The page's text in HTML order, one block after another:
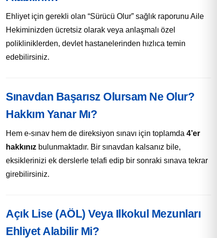
Ehliyet için gerekli olan “Sürücü Olur” sağlık raporunu Aile
Hekiminizden ücretsiz olarak veya anlaşmalı özel
polikliniklerden, devlet hastanelerinden hızlıca temin
edebilirsiniz.
Sınavdan Başarısz Olursam Ne Olur?
Hakkım Yanar Mı?
Hem e-sınav hem de direksiyon sınavı için toplamda 4’er
hakkınız bulunmaktadır. Bir sınavdan kalsanız bile,
eksiklerinizi ek derslerle telafi edip bir sonraki sınava tekrar
girebilirsiniz.
Açık Lise (AÖL) Veya Ilkokul Mezunları
Ehliyet Alabilir Mi?